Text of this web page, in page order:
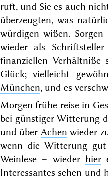
ruft, und Sie es auch
überzeugten, was
würdigen wißen.
wieder als
finanziellen
Glück; vielleicht
München, und es
Morgen frühe reise in
bei günstiger Witterung
und über Achen wieder
wenn die Witterung
Weinlese – wieder hier
Interessantes sehen und